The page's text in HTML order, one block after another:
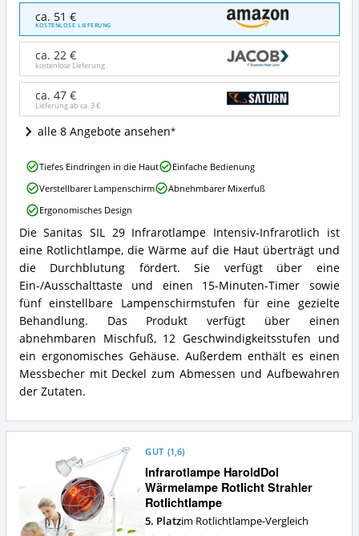
Sanitas
29
Infrarotlampe
Intensiv-
Infrarotlich
Angebote:
ist
diese
erhältlich?
ca. 51 €
KOSTENLOSE LIEFERUNG
ca. 22 €
kostenlose Lieferung
ca. 47 €
Lieferung ab ca.3 €
alle 8 Angebote ansehen
Sanitas
SIL
29
Infrarotlampe
Intensiv-
Infrarotlich
Zusammenfassung:
Was
bietet
diese
Rotlichtlampe?
Die Sanitas SIL 29 Infrarotlampe Intensiv-Infrarotlich ist
eine Rotlichtlampe, die Wärme auf die Haut überträgt und
die Durchblutung fördert. Sie verfügt über eine
Ein-/Ausschalttaste und einen 15-Minuten-Timer sowie
fünf einstellbare Lampenschirmstufen für eine gezielte
Behandlung. Das Produkt verfügt über einen
abnehmbaren Mischfuß, 12 Geschwindigkeitsstufen und
ein ergonomisches Gehäuse. Außerdem enthält es einen
Messbecher mit Deckel zum Abmessen und Aufbewahren
der Zutaten.
Sanitas
SIL
29
Infrarotlampe
Intensiv-
Infrarotlich
Vorteile:
Was
spricht
für
diese
Rotlichtlampe?
Tiefes Eindringen in die Haut
Einfache Bedienung
Verstellbarer Lampenschirm
Abnehmbarer Mixerfuß
Ergonomisches Design
Infrarotlampe HaroldDol
Wärmelampe Rotlicht Strahler
Rotlichtlampe
GUT (1,6)
5. Platzim Rotlichtlampe-Vergleich